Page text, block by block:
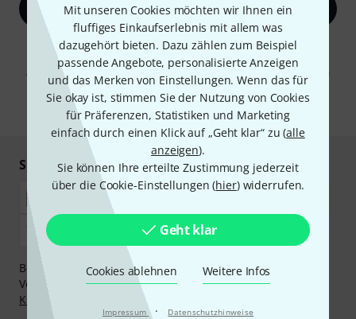
Mit unseren Cookies möchten wir Ihnen ein
fluffiges Einkaufserlebnis mit allem was
dazugehört bieten. Dazu zählen zum Beispiel
passende Angebote, personalisierte Anzeigen
und das Merken von Einstellungen. Wenn das für
Sie okay ist, stimmen Sie der Nutzung von Cookies
für Präferenzen, Statistiken und Marketing
einfach durch einen Klick auf „Geht klar“ zu (alle
anzeigen).
Sie können Ihre erteilte Zustimmung jederzeit
über die Cookie-Einstellungen (hier) widerrufen.
Geht klar
Cookies ablehnen Weitere Infos
Impressum · Datenschutzhinweise
Jetzt anmelden
Mit Klick auf „Jetzt anmelden“ stimmen Sie dem Erhalt von E-Mail-
Werbung und einer Messung des E-Mail-Nutzungsverhaltens zu. Die
Abmeldung ist jederzeit möglich. Weitere Informationen finden Sie in
unserenDatenschutzhinweisen.
* Pflichtfeld
Sicher einkaufen & bezahlen
Bezahlen Sie vertraulich und sicher per Nachnahme,
Vorkasse, PayPal, Amazon Pay,
Klarna Sofort bezahlen
Klarna Ratenzahlung
oder Kreditkarte.